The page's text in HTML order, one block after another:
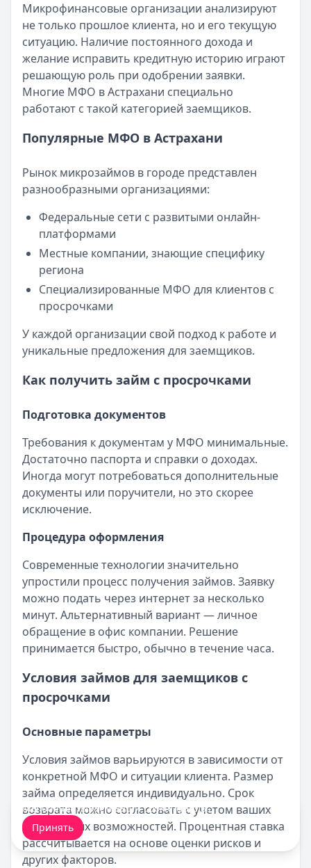
Смс о «одобренном займе» от Bigmani Ru: как
Кратко:Пришло СМС об одобрении займа от Bigmani
Опубликовано: 23 ноября 2025 г.
Категория:МФО
Читать новость
Все новости
Микрофинансовые организации анализируют
не только прошлое клиента, но и его текущую
ситуацию. Наличие постоянного дохода и
желание исправить кредитную историю играют
решающую роль при одобрении заявки.
Многие МФО в Астрахани специально
работают с такой категорией заемщиков.
Популярные МФО в Астрахани
Рынок микрозаймов в городе представлен
разнообразными организациями:
Федеральные сети с развитыми онлайн-
платформами
Местные компании, знающие специфику
региона
Специализированные МФО для клиентов с
просрочками
У каждой организации свой подход к работе и
уникальные предложения для заемщиков.
Как получить займ с просрочками
Подготовка документов
Требования к документам у МФО минимальные.
Достаточно паспорта и справки о доходах.
Иногда могут потребоваться дополнительные
документы или поручители, но это скорее
исключение.
Процедура оформления
Современные технологии значительно
упростили процесс получения займов. Заявку
можно подать через интернет за несколько
минут. Альтернативный вариант — личное
обращение в офис компании. Решение
принимается быстро, обычно в течение часа.
Условия займов для заемщиков с
просрочками
Основные параметры
Условия займов варьируются в зависимости от
конкретной МФО и ситуации клиента. Размер
займа определяется индивидуально. Срок
возврата можно согласовать с учетом ваших
финансовых возможностей. Процентная ставка
рассчитывается на основе оценки рисков и
других факторов.
Мы обрабатываем ваши cookie-файлы.
Принять